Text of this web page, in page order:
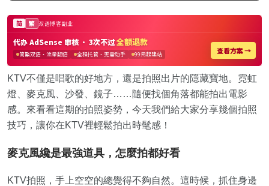
KTV不僅是唱歌的好地方，還是拍照出片的隱藏寶地。霓虹
燈、麥克風、沙發、鏡子……隨便找個角落都能拍出電影
感。來看看這期的拍照姿勢，今天我們給大家分享幾個拍照
技巧，讓你在KTV裡輕鬆拍出時髦感！
麥克風纔是最強道具，怎麼拍都好看
KTV拍照，手上空空的總覺得不夠自然。這時候，抓住身邊